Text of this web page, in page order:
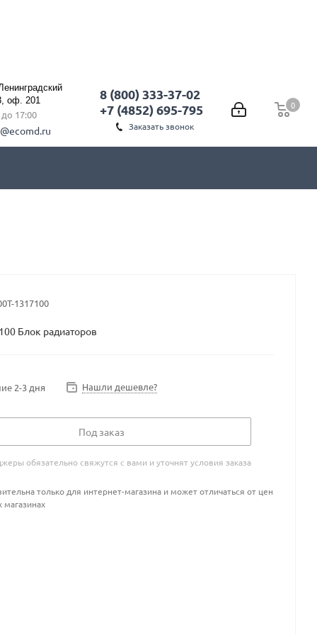
0
0
8 (800) 333-37-02
+7 (4852) 695-795
Заказать звонок
оф. 201
до 17:00
1317100
Блок радиаторов
2-3 дня Нашли дешевле?
Под заказ
обязательно свяжутся с вами и уточнят условия заказа
только для интернет-магазина и может отличаться от цен
магазинах